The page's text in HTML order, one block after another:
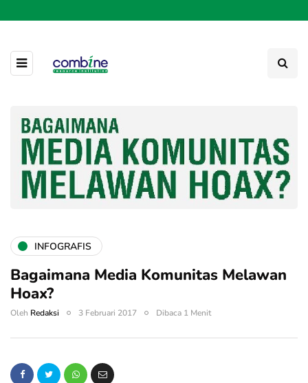
INFOGRAFIS
Bagaimana Media Komunitas Melawan
Hoax?
Oleh Redaksi 3 Februari 2017 Dibaca 1 Menit